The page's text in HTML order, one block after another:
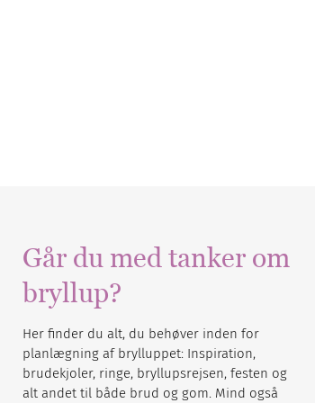
Går du med tanker om
bryllup?
Her finder du alt, du behøver inden for
planlægning af brylluppet: Inspiration,
brudekjoler, ringe, bryllupsrejsen, festen og
alt andet til både brud og gom. Mind også